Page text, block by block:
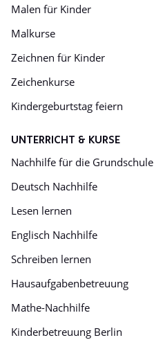
Malen für Kinder
Malkurse
Zeichnen für Kinder
Zeichenkurse
Kindergeburtstag feiern
UNTERRICHT & KURSE
Nachhilfe für die Grundschule
Deutsch Nachhilfe
Lesen lernen
Englisch Nachhilfe
Schreiben lernen
Hausaufgabenbetreuung
Mathe-Nachhilfe
Kinderbetreuung Berlin